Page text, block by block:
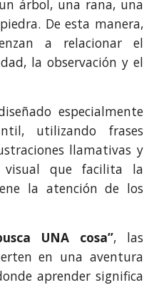
árbol, una rana, una
De esta manera,
a relacionar el
la observación y el
especialmente
utilizando frases
llamativas y
que facilita la
la atención de los
UNA cosa”, las
en una aventura
aprender significa